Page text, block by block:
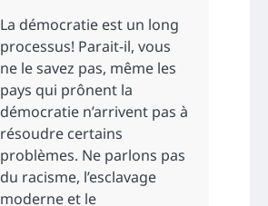
La démocratie est un long
processus! Parait-il, vous
ne le savez pas, même les
pays qui prônent la
démocratie n’arrivent pas à
résoudre certains
problèmes. Ne parlons pas
du racisme, l’esclavage
moderne et le